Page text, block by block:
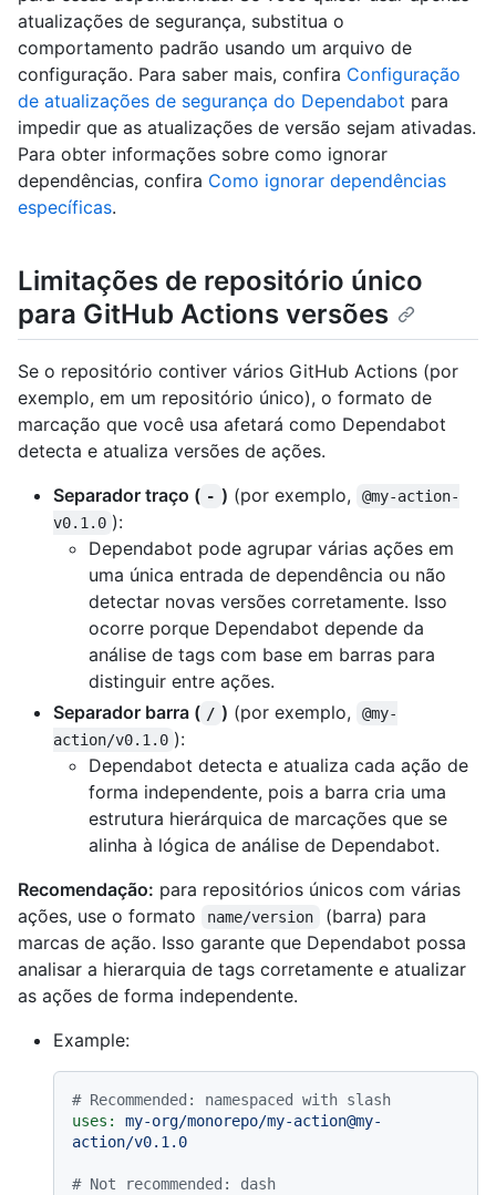
atualizações de segurança, substitua o
comportamento padrão usando um arquivo de
configuração. Para saber mais, confira Configuração
de atualizações de segurança do Dependabot para
impedir que as atualizações de versão sejam ativadas.
Para obter informações sobre como ignorar
dependências, confira Como ignorar dependências
específicas.
Limitações de repositório único
para GitHub Actions versões
Se o repositório contiver vários GitHub Actions (por
exemplo, em um repositório único), o formato de
marcação que você usa afetará como Dependabot
detecta e atualiza versões de ações.
Separador traço ( - ) (por exemplo,
@my-action-
v0.1.0 ):
Dependabot pode agrupar várias ações em
uma única entrada de dependência ou não
detectar novas versões corretamente. Isso
ocorre porque Dependabot depende da
análise de tags com base em barras para
distinguir entre ações.
Separador barra ( / ) (por exemplo,
@my-
action/v0.1.0 ):
Dependabot detecta e atualiza cada ação de
forma independente, pois a barra cria uma
estrutura hierárquica de marcações que se
alinha à lógica de análise de Dependabot.
Recomendação: para repositórios únicos com várias
ações, use o formato
name/version
(barra) para
marcas de ação. Isso garante que Dependabot possa
analisar a hierarquia de tags corretamente e atualizar
as ações de forma independente.
Example:
# Recommended: namespaced with slash
uses:
my-org/monorepo/my-action@my-
action/v0.1.0
# Not recommended: dash